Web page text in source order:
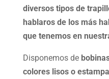
diversos tipos de
hablaros de los más
que tenemos en
Disponemos de
colores lisos o